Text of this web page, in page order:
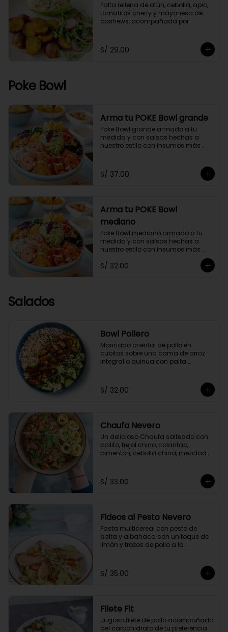
Palta rellena de atún, cebolla, apio,
tomatitos cherry y mayonesa de
cashews, acompañada por
arúgula.
S/ 29.00
Poke Bowl
Arma tu POKE Bowl grande
Poke Bowl grande armado a tu
medida y con salsas hechas a
nuestro estilo con insumos más
S/ 37.00
Arma tu POKE Bowl
mediano
Poke Bowl mediano armado a tu
medida y con salsas hechas a
nuestro estilo con insumos más
S/ 32.00
Salados
Bowl Pollero
Marinado oriental de pollo en
cubitos sobre una cama de arroz
integral o quinua con palta
soya.
S/ 32.00
Chaufa Nevero
Un delicioso Chaufa salteado con
pollito, frejol chino, colantao,
pimentón, cebolla china, mezclado
tortilla de huevo
S/ 33.00
Fideos al Pesto Nevero
Pasta multicereal con pesto de
palta y albahaca con un toque de
limón y trozos de pollo a la
parmesano.
S/ 35.00
Filete Fit
Jugoso filete de pollo acompañado
del carbohidrato de tu preferencia